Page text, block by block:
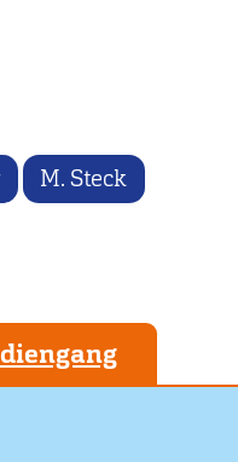
M. Steck